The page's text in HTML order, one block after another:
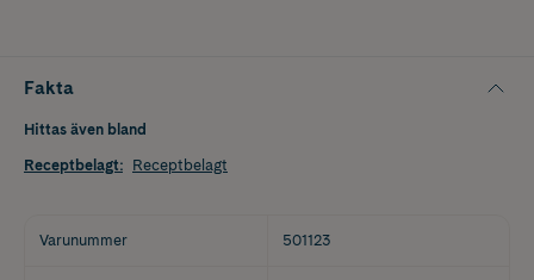
Fakta
Hittas även bland
Receptbelagt: Receptbelagt
Varunummer 501123